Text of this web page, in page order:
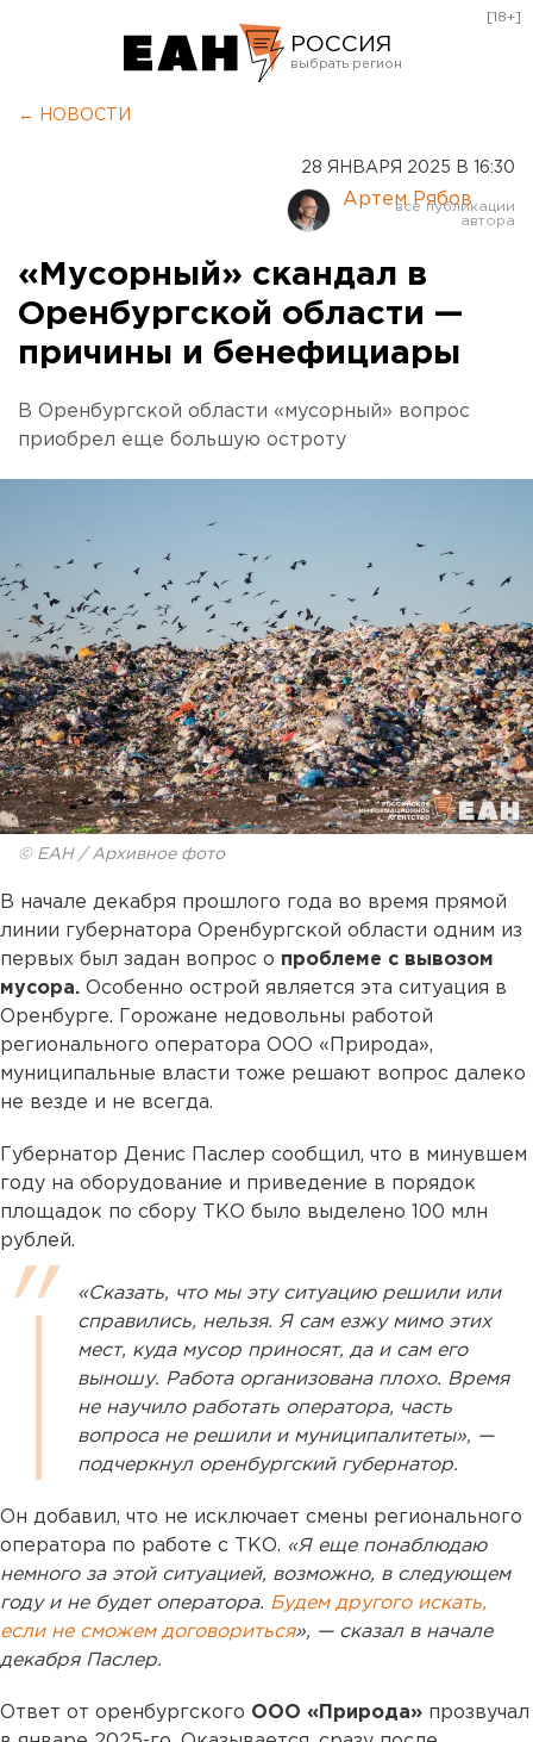
РОССИЯ
Курган
Оренбург
[18+]
← НОВОСТИ
28 ЯНВАРЯ 2025 В 16:30
Артем Рябов
«Мусорный» скандал в
Оренбургской области —
причины и бенефициары
В Оренбургской области «мусорный» вопрос
приобрел еще большую остроту
© ЕАН / Архивное фото
В начале декабря прошлого года во время прямой
линии губернатора Оренбургской области одним из
первых был задан вопрос о проблеме с вывозом
мусора. Особенно острой является эта ситуация в
Оренбурге. Горожане недовольны работой
регионального оператора ООО «Природа»,
муниципальные власти тоже решают вопрос далеко
не везде и не всегда.
Губернатор Денис Паслер сообщил, что в минувшем
году на оборудование и приведение в порядок
площадок по сбору ТКО было выделено 100 млн
рублей.
«Сказать, что мы эту ситуацию решили или
справились, нельзя. Я сам езжу мимо этих
мест, куда мусор приносят, да и сам его
выношу. Работа организована плохо. Время
не научило работать оператора, часть
вопроса не решили и муниципалитеты», —
подчеркнул оренбургский губернатор.
Он добавил, что не исключает смены регионального
оператора по работе с ТКО. «Я еще понаблюдаю
немного за этой ситуацией, возможно, в следующем
году и не будет оператора. Будем другого искать,
если не сможем договориться», — сказал в начале
декабря Паслер.
Ответ от оренбургского ООО «Природа» прозвучал